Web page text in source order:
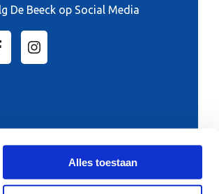
Alles toestaan
De Beeck op Social Media